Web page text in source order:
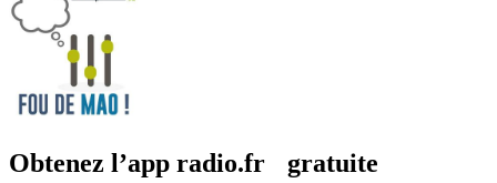
Obtenez l’app radio.fr gratuite